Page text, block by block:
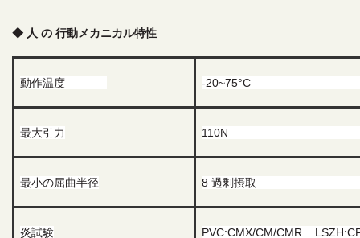
◆ 人 の 行動メカニカル特性
動作温度 -20~75°C
最大引力 110N
最小の屈曲半径 8 過剰摂取
炎試験 PVC:CMX/CM/CMR